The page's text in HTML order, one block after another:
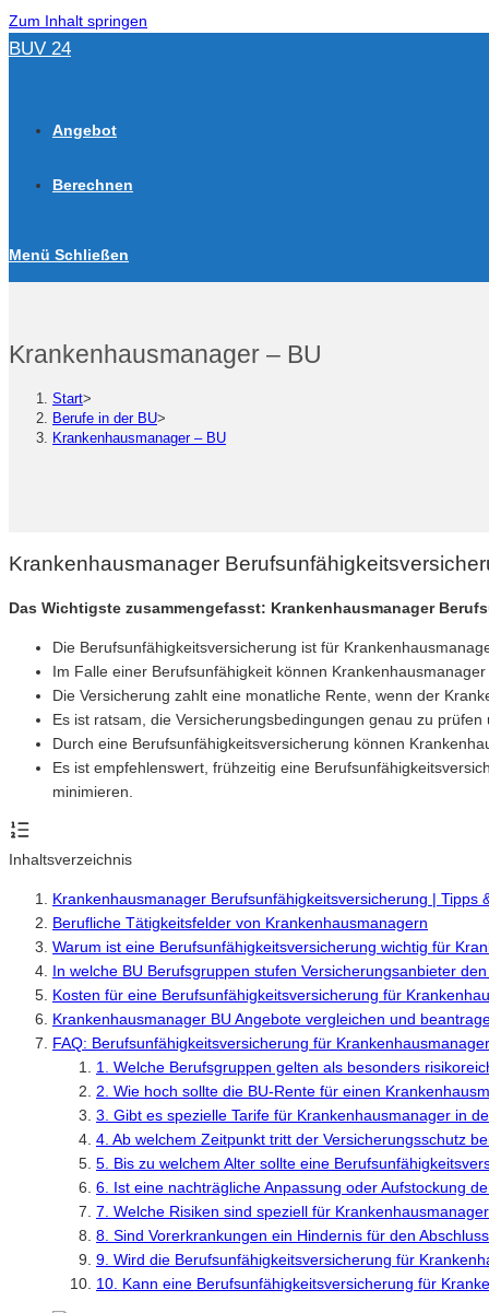
Zum Inhalt springen
BUV 24
Angebot
Berechnen
Menü Schließen
Krankenhausmanager – BU
Start>
Berufe in der BU>
Krankenhausmanager – BU
Krankenhausmanager
Das Wichtigste zusammengefasst: Krankenhausmanager
Die Berufsunfähigkeitsversicherung ist für
Im Falle einer Berufsunfähigkeit können
Die Versicherung zahlt eine monatliche Rente, wenn der
Es ist ratsam, die Versicherungsbedingungen genau zu
Durch eine Berufsunfähigkeitsversicherung können
Es ist empfehlenswert, frühzeitig eine
minimieren.
Inhaltsverzeichnis
Krankenhausmanager Berufsunfähigkeitsversicherung | Tipps
Berufliche Tätigkeitsfelder von Krankenhausmanagern
Warum ist eine Berufsunfähigkeitsversicherung wichtig für
In welche BU Berufsgruppen stufen Versicherungsanbieter
Kosten für eine Berufsunfähigkeitsversicherung für
Krankenhausmanager BU Angebote vergleichen und
FAQ: Berufsunfähigkeitsversicherung für Krankenhausmanager
1. Welche Berufsgruppen gelten als besonders
2. Wie hoch sollte die BU-Rente für einen
3. Gibt es spezielle Tarife für Krankenhausmanager in
4. Ab welchem Zeitpunkt tritt der Versicherungsschutz
5. Bis zu welchem Alter sollte eine
6. Ist eine nachträgliche Anpassung oder Aufstockung
7. Welche Risiken sind speziell für
8. Sind Vorerkrankungen ein Hindernis für den
9. Wird die Berufsunfähigkeitsversicherung für
10. Kann eine Berufsunfähigkeitsversicherung für